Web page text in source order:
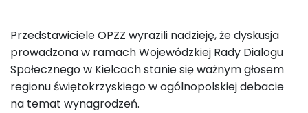
Przedstawiciele OPZZ wyrazili nadzieję, że dyskusja
prowadzona w ramach Wojewódzkiej Rady Dialogu
Społecznego w Kielcach stanie się ważnym głosem
regionu świętokrzyskiego w ogólnopolskiej debacie
na temat wynagrodzeń.